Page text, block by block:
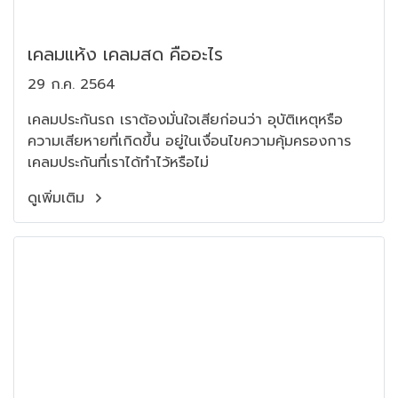
เคลมแห้ง เคลมสด คืออะไร
29 ก.ค. 2564
เคลมประกันรถ เราต้องมั่นใจเสียก่อนว่า อุบัติเหตุหรือ
ความเสียหายที่เกิดขึ้น อยู่ในเงื่อนไขความคุ้มครองการ
เคลมประกันที่เราได้ทำไว้หรือไม่
ดูเพิ่มเติม